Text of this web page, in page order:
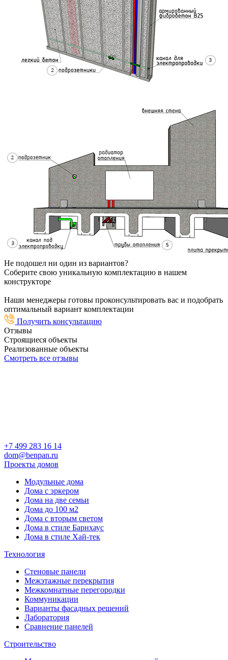
Не подошел ни один из вариантов?
Соберите свою уникальную комплектацию в нашем
конструкторе
Наши менеджеры готовы проконсультировать вас и подобрать
оптимальный вариант комплектации
Получить консультацию
Отзывы
Строящиеся объекты
Реализованные объекты
Смотреть все отзывы
+7 499 283 16 14
dom@benpan.ru
Проекты домов
Модульные дома
Дома с эркером
Дома на две семьи
Дома до 100 м2
Дома с вторым светом
Дома в стиле Барнхаус
Дома в стиле Хай-тек
Технология
Стеновые панели
Межэтажные перекрытия
Межкомнатные перегородки
Коммуникации
Варианты фасадных решений
Лаборатория
Сравнение панелей
Строительство